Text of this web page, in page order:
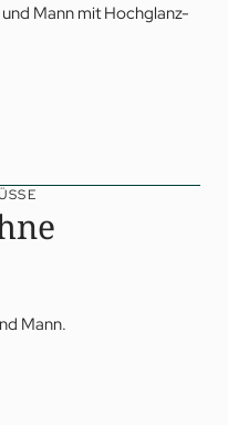
Mann mit Hochglanz-
Mann.